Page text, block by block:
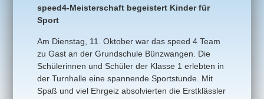
speed4-Meisterschaft begeistert Kinder für
Sport
Am Dienstag, 11. Oktober war das speed 4 Team
zu Gast an der Grundschule Bünzwangen. Die
Schülerinnen und Schüler der Klasse 1 erlebten in
der Turnhalle eine spannende Sportstunde. Mit
Spaß und viel Ehrgeiz absolvierten die Erstklässler